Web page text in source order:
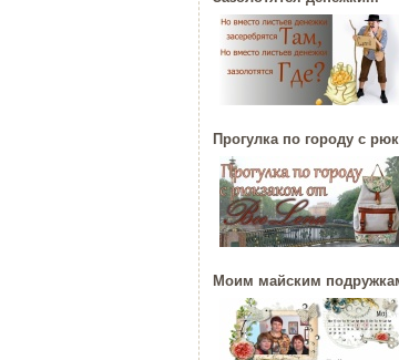
Тай Уилсон (Ty Wilson, 1959
современный американский
художник-график...
ЧИТАТЬ ДАЛЕЕ
C НОВЫМ ГОДОМ ПЕТУХА -
Думаете, что праздники
закончились? Ан нет! 28
наступает Но...
Прогулка по городу с
Моим майским